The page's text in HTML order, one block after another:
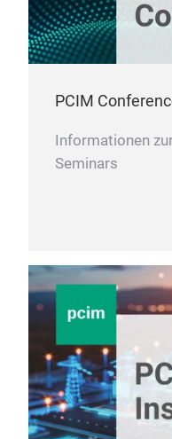
PCIM
Informationen
Seminars